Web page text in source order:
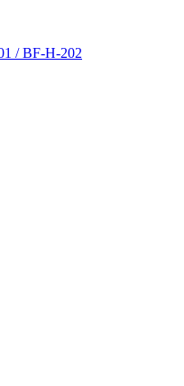
/ BF-H-202